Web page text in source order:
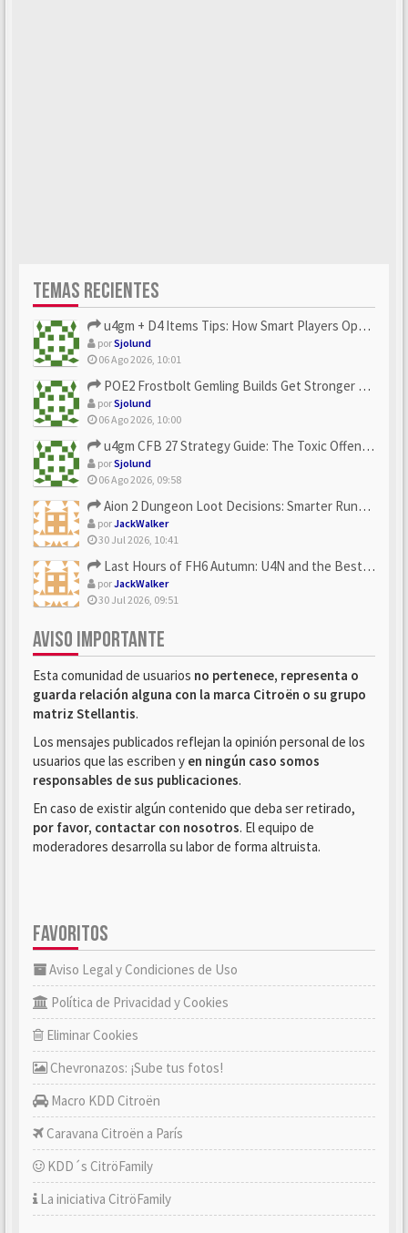
TEMAS RECIENTES
u4gm + D4 Items Tips: How Smart Players Optimize Gear, Build...
porSjolund
06 Ago 2026, 10:01
POE2 Frostbolt Gemling Builds Get Stronger With u4gm’s Ice C...
porSjolund
06 Ago 2026, 10:00
u4gm CFB 27 Strategy Guide: The Toxic Offensive Scheme Your ...
porSjolund
06 Ago 2026, 09:58
Aion 2 Dungeon Loot Decisions: Smarter Runs With U4N
porJackWalker
30 Jul 2026, 10:41
Last Hours of FH6 Autumn: U4N and the Best Rewards to Grab
porJackWalker
30 Jul 2026, 09:51
AVISO IMPORTANTE
Esta comunidad de usuarios no pertenece, representa o
guarda relación alguna con la marca Citroën o su grupo
matriz Stellantis.
Los mensajes publicados reflejan la opinión personal de los
usuarios que las escriben y en ningún caso somos
responsables de sus publicaciones.
En caso de existir algún contenido que deba ser retirado,
por favor, contactar con nosotros. El equipo de
moderadores desarrolla su labor de forma altruista.
FAVORITOS
Aviso Legal y Condiciones de Uso
Política de Privacidad y Cookies
Eliminar Cookies
Chevronazos: ¡Sube tus fotos!
Macro KDD Citroën
Caravana Citroën a París
KDD´s CitröFamily
La iniciativa CitröFamily